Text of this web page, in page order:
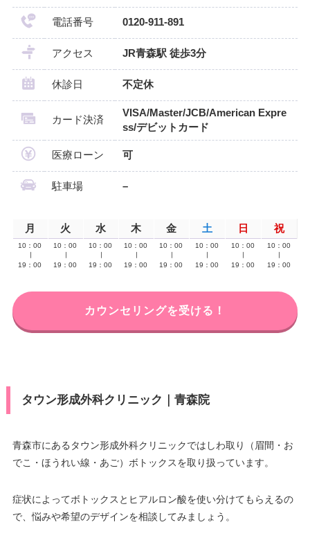
電話番号 0120-911-891
アクセス JR青森駅 徒歩3分
休診日 不定休
カード決済
VISA/Master/JCB/American Expre
ss/デビットカード
医療ローン 可
駐車場 –
月 火 水 木 金 土 日 祝
10：00
19：00
10：00
19：00
10：00
19：00
10：00
19：00
10：00
19：00
10：00
19：00
10：00
19：00
10：00
19：00
カウンセリングを受ける！
タウン形成外科クリニック｜青森院
青森市にあるタウン形成外科クリニックではしわ取り（眉間・お
でこ・ほうれい線・あご）ボトックスを取り扱っています。
症状によってボトックスとヒアルロン酸を使い分けてもらえるの
で、悩みや希望のデザインを相談してみましょう。